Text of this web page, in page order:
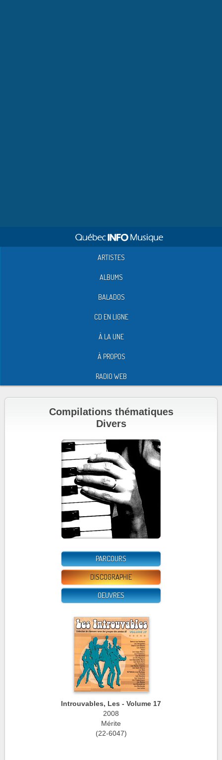
ARTISTES
ALBUMS
BALADOS
CD EN LIGNE
À LA UNE
À PROPOS
RADIO WEB
Compilations thématiques
Divers
PARCOURS
DISCOGRAPHIE
OEUVRES
Introuvables, Les - Volume 17
2008
Mérite
(22-6047)